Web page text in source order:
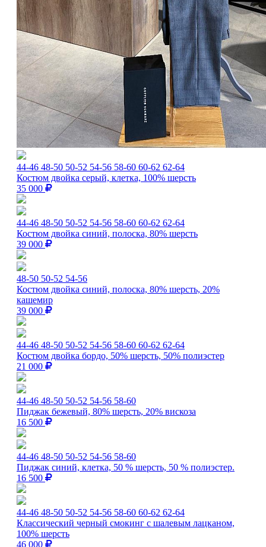
44-46 48-50 50-52 54-56 58-60 60-62 62-64
Костюм двойка серый, клетка, 100% шерсть
35 000
44-46 48-50 50-52 54-56 58-60 60-62 62-64
Костюм двойка синий, полоска, 80% шерсть
39 000
48-50 50-52 54-56
Костюм двойка синий, полоска, 80% шерсть, 20%
кашемир
39 000
44-46 48-50 50-52 54-56 58-60 60-62 62-64
Костюм двойка бордо, 50% шерсть, 50% полиэстер
21 000
44-46 48-50 50-52 54-56 58-60
Пиджак бежевый, 80% шерсть, 20% вискоза
16 500
44-46 48-50 50-52 54-56 58-60
Пиджак синий, клетка, 50 % шерсть, 50 % полиэстер.
16 500
44-46 48-50 50-52 54-56 58-60 60-62 62-64
Классический черный смокинг с шалевым лацканом,
100% шерсть
46 000